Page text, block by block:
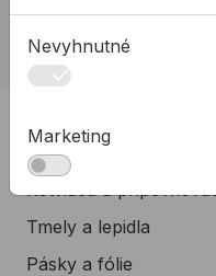
allmediasro (po-ne 7-
Konštrukčné
Kotviaca a
Tmely a lepidla
Pásky a fólie
Nevyhnutné
Marketing